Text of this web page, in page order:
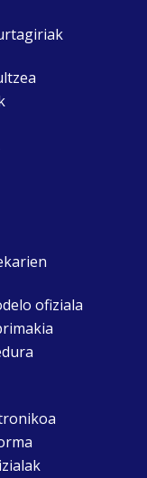
ofiziala